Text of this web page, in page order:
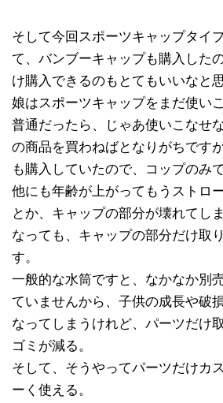
そして今回スポーツキャップタイ
て、バンブーキャップも購入した
け購入できるのもとてもいいなと
娘はスポーツキャップをまだ使い
普通だったら、じゃあ使いこなせ
の商品を買わねばとなりがちです
も購入していたので、コップのみ
他にも年齢が上がってもうストロ
とか、キャップの部分が壊れてし
なっても、キャップの部分だけ取
す。
一般的な水筒ですと、なかなか別
ていませんから、子供の成長や破
なってしまうけれど、パーツだけ
ゴミが減る。
そして、そうやってパーツだけカ
ーく使える。